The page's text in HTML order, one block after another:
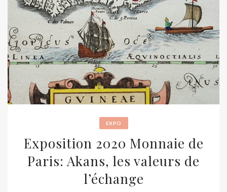
EXPO
Exposition 2020 Monnaie de
Paris: Akans, les valeurs de
l’échange